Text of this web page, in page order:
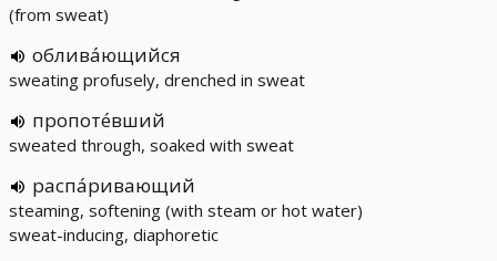
(from sweat)
облива́ющийся
sweating profusely, drenched in sweat
пропоте́вший
sweated through, soaked with sweat
распа́ривающий
steaming, softening (with steam or hot water)
sweat-inducing, diaphoretic